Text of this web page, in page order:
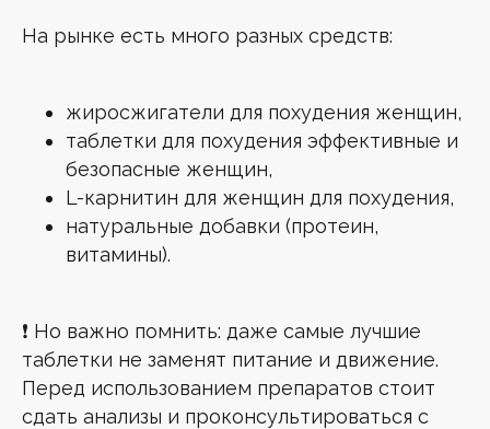
На рынке есть много разных средств:
жиросжигатели для похудения женщин,
таблетки для похудения эффективные и
безопасные женщин,
L-карнитин для женщин для похудения,
натуральные добавки (протеин,
витамины).
❗ Но важно помнить: даже самые лучшие
таблетки не заменят питание и движение.
Перед использованием препаратов стоит
сдать анализы и проконсультироваться с
Нажимая кнопку «Подписаться», я даю свое
согласие на обработку персональных
данныхв соответствии сПолитикой
Узнавай первым о новостях и акциях
Основательница клиники лазерной
эпиляции MG ESTHETIC
Мария Гаврилова
ОТ MG ESTHETIC!